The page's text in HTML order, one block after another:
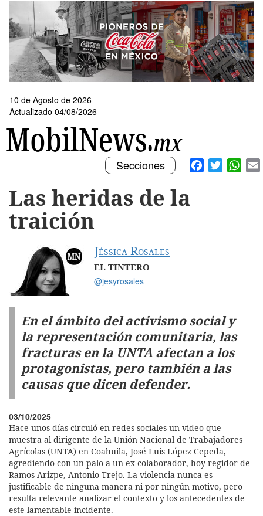
contenido
principal
10 de Agosto de 2026
Actualizado 04/08/2026
Facebook
Twitter
Toggle
navigation
Secciones
Las heridas de la
traición
Jéssica Rosales
EL TINTERO
@jesyrosales
En el ámbito del activismo social y
la representación comunitaria, las
fracturas en la UNTA afectan a los
protagonistas, pero también a las
causas que dicen defender.
03/10/2025
Hace unos días circuló en redes sociales un video que
muestra al dirigente de la Unión Nacional de Trabajadores
Agrícolas (UNTA) en Coahuila, José Luis López Cepeda,
agrediendo con un palo a un ex colaborador, hoy regidor de
Ramos Arizpe, Antonio Trejo. La violencia nunca es
justificable de ninguna manera ni por ningún motivo, pero
resulta relevante analizar el contexto y los antecedentes de
este lamentable incidente.